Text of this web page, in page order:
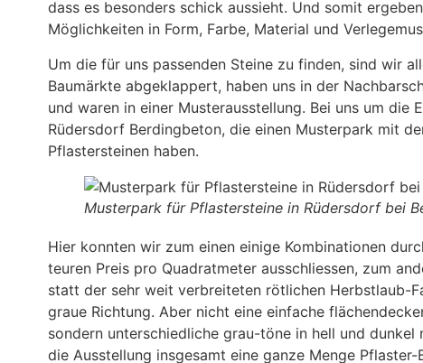
dass es besonders schick aussieht. Und somit
Möglichkeiten in Form, Farbe, Material und
Um die für uns passenden Steine zu finden, sind wir
Baumärkte abgeklappert, haben uns in der
und waren in einer Musterausstellung. Bei uns um die
Rüdersdorf Berdingbeton, die einen Musterpark mit
Pflastersteinen haben.
Musterpark für Pflastersteine in Rüdersdorf bei
Hier konnten wir zum einen einige Kombinationen
teuren Preis pro Quadratmeter ausschliessen, zum
statt der sehr weit verbreiteten rötlichen Herbstlaub-
graue Richtung. Aber nicht eine einfache
sondern unterschiedliche grau-töne in hell und dunkel
die Ausstellung insgesamt eine ganze Menge Pflaster-